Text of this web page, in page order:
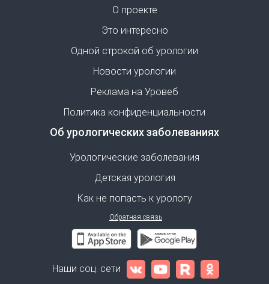
О проекте
Это интересно
Одной строкой об урологии
Новости урологии
Реклама на Уровеб
Политика конфиденциальности
Об урологических заболеваниях
Урологические заболевания
Детская урология
Как не попасть к урологу
Обратная связь
Наши соц. сети